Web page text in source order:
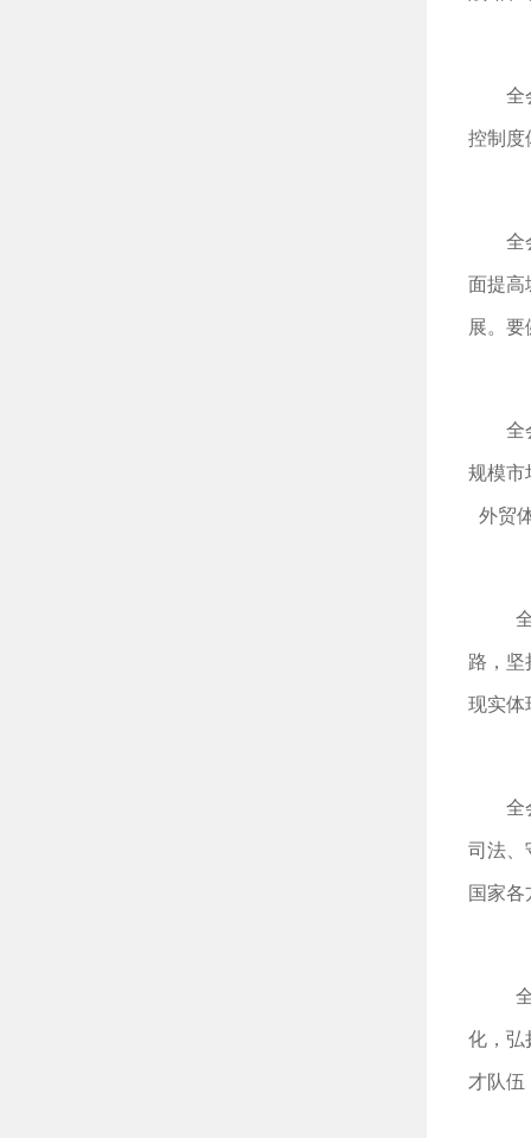
全
控制度
全
面提高
展。
全
规模市
外贸
路，坚
现实体
全
司法、
国家
化，弘
才队伍